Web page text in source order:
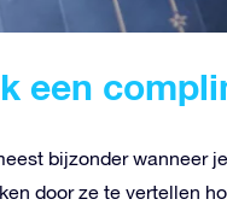
een
bijzonder wanneer
door ze te vertellen